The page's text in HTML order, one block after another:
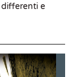
differenti e